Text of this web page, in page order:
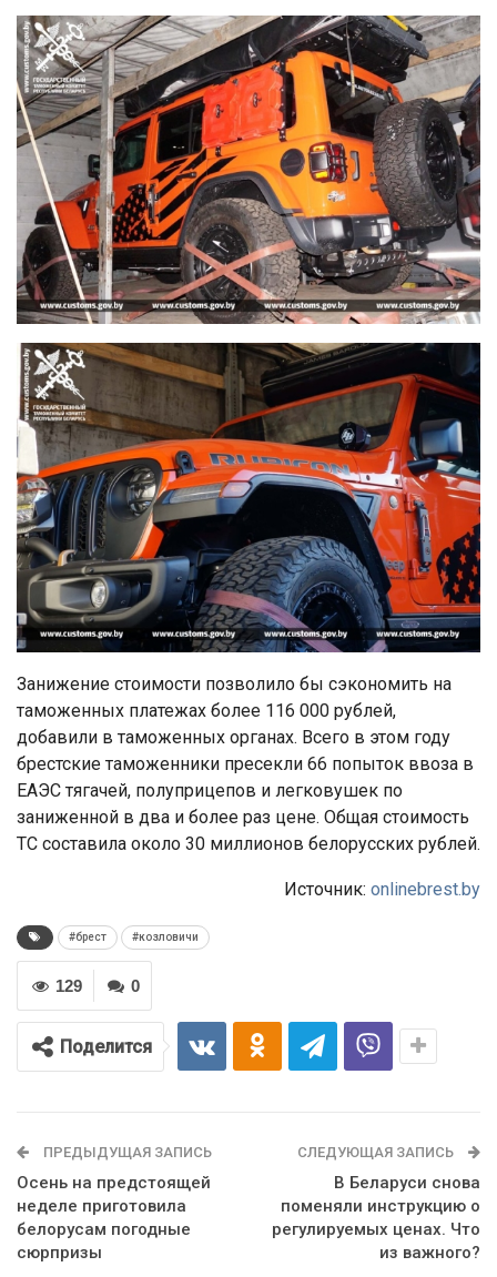
Занижение стоимости позволило бы сэкономить на
таможенных платежах более 116 000 рублей,
добавили в таможенных органах. Всего в этом году
брестские таможенники пресекли 66 попыток ввоза в
ЕАЭС тягачей, полуприцепов и легковушек по
заниженной в два и более раз цене. Общая стоимость
ТС составила около 30 миллионов белорусских рублей.
Источник: onlinebrest.by
#брест #козловичи
0
129
Поделится
ПРЕДЫДУЩАЯ ЗАПИСЬ
Осень на предстоящей
неделе приготовила
белорусам погодные
сюрпризы
СЛЕДУЮЩАЯ ЗАПИСЬ
В Беларуси снова
поменяли инструкцию о
регулируемых ценах. Что
из важного?